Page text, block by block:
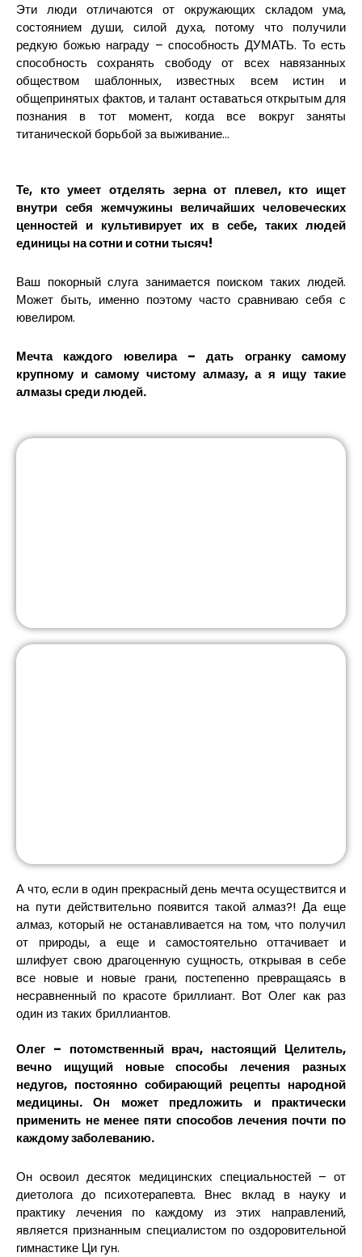
Эти люди отличаются от окружающих складом ума,
состоянием души, силой духа, потому что получили
редкую божью награду – способность ДУМАТЬ. То есть
способность сохранять свободу от всех навязанных
обществом шаблонных, известных всем истин и
общепринятых фактов, и талант оставаться открытым для
познания в тот момент, когда все вокруг заняты
титанической борьбой за выживание…
Те, кто умеет отделять зерна от плевел, кто ищет
внутри себя жемчужины величайших человеческих
ценностей и культивирует их в себе, таких людей
единицы на сотни и сотни тысяч!
Ваш покорный слуга занимается поиском таких людей.
Может быть, именно поэтому часто сравниваю себя с
ювелиром.
Мечта каждого ювелира – дать огранку самому
крупному и самому чистому алмазу, а я ищу такие
алмазы среди людей.
А что, если в один прекрасный день мечта осуществится и
на пути действительно появится такой алмаз?! Да еще
алмаз, который не останавливается на том, что получил
от природы, а еще и самостоятельно оттачивает и
шлифует свою драгоценную сущность, открывая в себе
все новые и новые грани, постепенно превращаясь в
несравненный по красоте бриллиант. Вот Олег как раз
один из таких бриллиантов.
Олег – потомственный врач, настоящий Целитель,
вечно ищущий новые способы лечения разных
недугов, постоянно собирающий рецепты народной
медицины. Он может предложить и практически
применить не менее пяти способов лечения почти по
каждому заболеванию.
Он освоил десяток медицинских специальностей – от
диетолога до психотерапевта. Внес вклад в науку и
практику лечения по каждому из этих направлений,
является признанным специалистом по оздоровительной
гимнастике Ци гун.